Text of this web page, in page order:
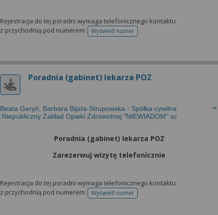
Rejestracja do tej poradni wymaga telefonicznego kontaktu
z przychodnią pod numerem:
Wyświetl numertelefonu do rejestracji
Poradnia (gabinet) lekarza POZ
Beata Geryń, Barbara Bijata-Strupowska - Spółka cywilna
:Niepubliczny Zakład Opieki Zdrowotnej "NIEWIADOM" sc
Poradnia (gabinet) lekarza POZ
Zarezerwuj wizytę telefonicznie
Rejestracja do tej poradni wymaga telefonicznego kontaktu
z przychodnią pod numerem:
Wyświetl numertelefonu do rejestracji